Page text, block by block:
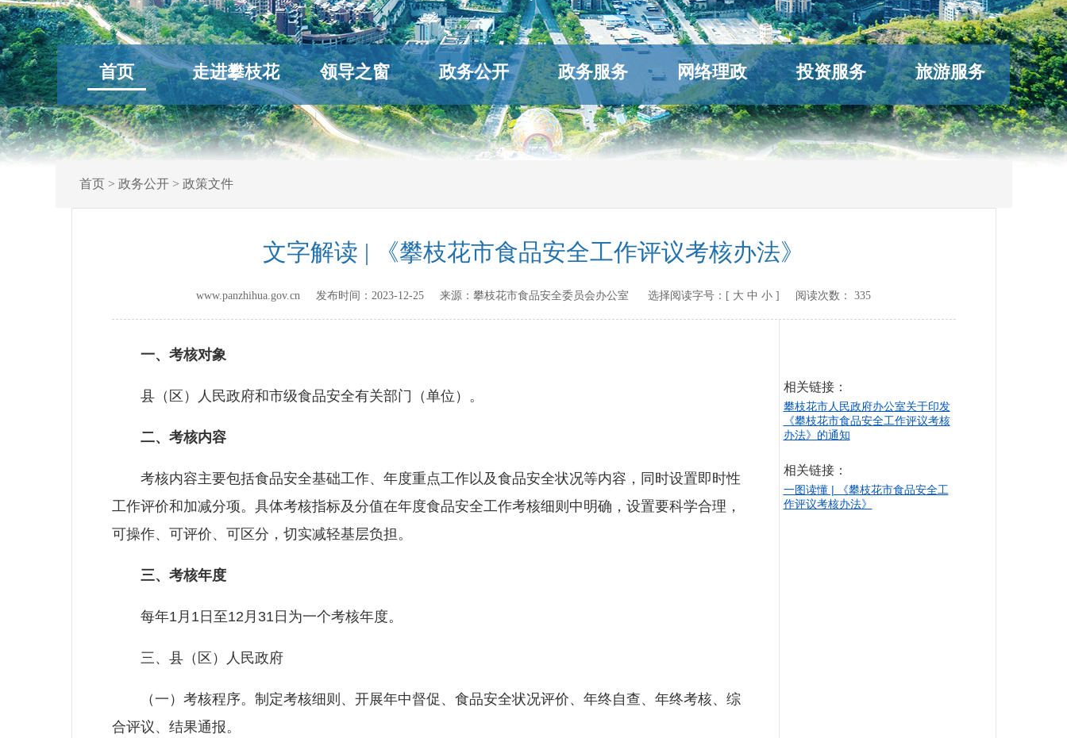
首页 走进攀枝花 领导之窗 政务公开 政务服务 网络理政 投资服务 旅游服务
首页> 政务公开> 政策文件
文字解读 | 《攀枝花市食品安全工作评议考核办法》
www.panzhihua.gov.cn 发布时间： 2023-12-25 来源： 攀枝花市食品安全委员会办公室 选择阅读字号：[ 大 中 小 ] 阅读次数： 335
一、考核对象
县（区）人民政府和市级食品安全有关部门（单位）。
二、考核内容
考核内容主要包括食品安全基础工作、年度重点工作以及食品安全状况等内容，同时设置即时性
工作评价和加减分项。具体考核指标及分值在年度食品安全工作考核细则中明确，设置要科学合理，
可操作、可评价、可区分，切实减轻基层负担。
三、考核年度
每年1月1日至12月31日为一个考核年度。
三、县（区）人民政府
（一）考核程序。制定考核细则、开展年中督促、食品安全状况评价、年终自查、年终考核、综
合评议、结果通报。
相关链接：
攀枝花市人民政府办公室关于印发
《攀枝花市食品安全工作评议考核
办法》的通知
相关链接：
一图读懂 | 《攀枝花市食品安全工
作评议考核办法》